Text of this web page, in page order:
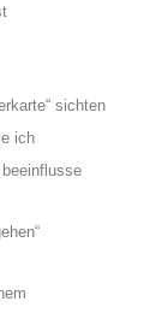
sichten
ich
beeinflusse